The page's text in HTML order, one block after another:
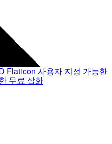
Flaticon 사용자 지정 가능한
무료 삽화